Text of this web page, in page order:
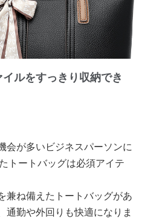
ルをすっきり収納でき
会が多いビジネスパーソンに
トートバッグは必須アイテ
兼ね備えたトートバッグがあ
通勤や外回りも快適になりま